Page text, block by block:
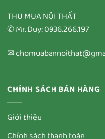
THU MUA NỘI THẤT
✆ Mr. Duy: 0936.266.197
✉
CHÍNH SÁCH BÁN HÀNG
Giới thiệu
Chính sách thanh toán